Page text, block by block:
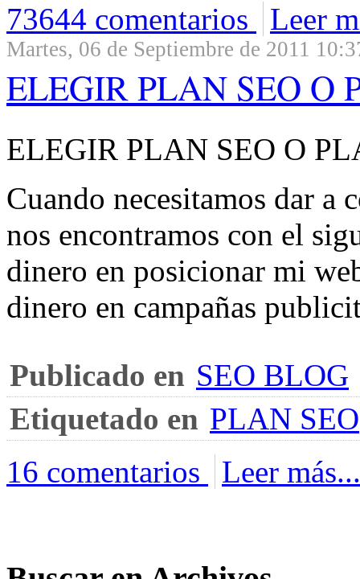
73644 comentarios
Leer
Martes, 06 de Septiembre de 2011
ELEGIR PLAN SEO O
ELEGIR PLAN SEO O
Cuando necesitamos dar a
nos encontramos con el
dinero en posicionar mi
dinero en campañas
Publicado en SEO BLOG
Etiquetado en PLAN SEO
16 comentarios
Leer más...